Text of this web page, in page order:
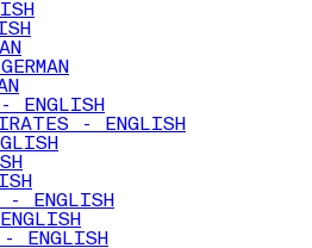
ENGLISH
- ENGLISH
- ENGLISH
ENGLISH